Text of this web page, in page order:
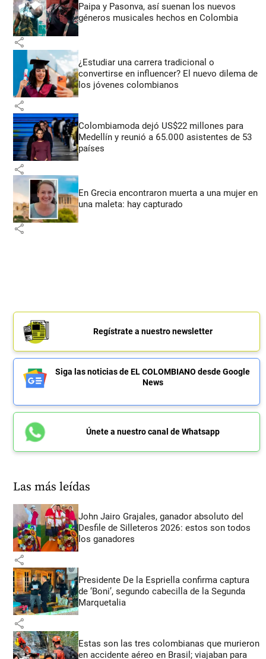
Paipa y Pasonva, así suenan los nuevos
géneros musicales hechos en Colombia
share
¿Estudiar una carrera tradicional o
convertirse en influencer? El nuevo dilema de
los jóvenes colombianos
share
Colombiamoda dejó US$22 millones para
Medellín y reunió a 65.000 asistentes de 53
países
share
En Grecia encontraron muerta a una mujer en
una maleta: hay capturado
share
Regístrate a nuestro newsletter
Siga las noticias de EL COLOMBIANO desde Google
News
Únete a nuestro canal de Whatsapp
Las más leídas
John Jairo Grajales, ganador absoluto del
Desfile de Silleteros 2026: estos son todos
los ganadores
share
Presidente De la Espriella confirma captura
de ‘Boni’, segundo cabecilla de la Segunda
Marquetalia
share
Estas son las tres colombianas que murieron
en accidente aéreo en Brasil; viajaban para